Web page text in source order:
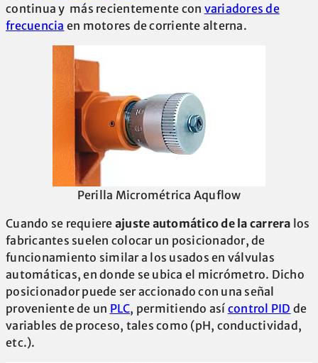
continua y más recientemente con variadores de
frecuencia en motores de corriente alterna.
Perilla Micrométrica Aquflow
Cuando se requiere ajuste automático de la carrera los
fabricantes suelen colocar un posicionador, de
funcionamiento similar a los usados en válvulas
automáticas, en donde se ubica el micrómetro. Dicho
posicionador puede ser accionado con una señal
proveniente de un PLC, permitiendo así control PID de
variables de proceso, tales como (pH, conductividad,
etc.).